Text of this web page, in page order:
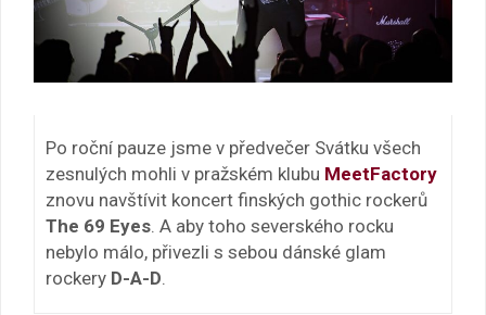
Po roční pauze jsme v předvečer Svátku všech
zesnulých mohli v pražském klubu MeetFactory
znovu navštívit koncert finských gothic rockerů
The 69 Eyes . A aby toho severského rocku
nebylo málo, přivezli s sebou dánské glam
rockery D-A-D